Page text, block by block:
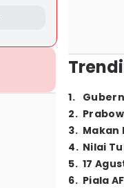
1.
2.
3. Makan
4. Nilai
5. 17
6. Piala